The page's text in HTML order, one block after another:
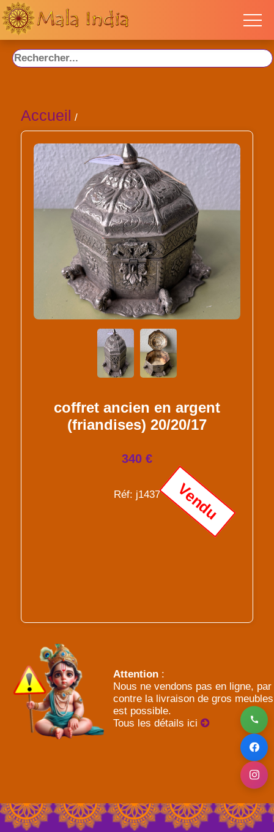
Accueil /
coffret ancien en argent
(friandises) 20/20/17
340 €
Réf: j1437 Vendu
Attention :
Nous ne vendons pas en ligne, par
contre la livraison de gros meubles
est possible.
Tous les détails ici